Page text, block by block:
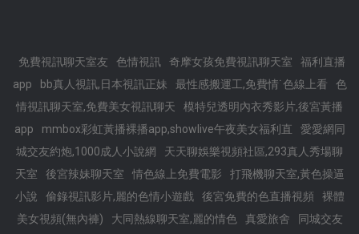
免費視訊聊天室友 色情視訊 奇摩女孩免費視訊聊天室
福利直播
app
bb真人視訊,日本視訊正妹 最性感搬運工,免費情˙色線上看
色
情視訊聊天室,免費美女視訊聊天
模特兒透明內衣秀影片,後宮黃播
app
mmbox彩虹黃播裸播app,showlive午夜美女福利直
愛愛網同
城交友約炮,1000成人小說網
天天聊娛樂視頻社區,293真人秀場聊
天室
後宮辣妹聊天室 情色線上免費電影
打飛機聊天室,黃色操逼
小說
偷錄視訊影片,麗的色情小遊戲 後宮免費的色直播視頻
裸體
美女視頻(無內褲)
大同熱線聊天室,麗的情色 真愛旅舍
同城交友